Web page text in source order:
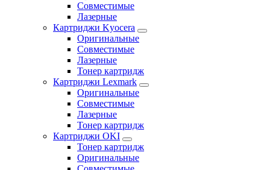
Совместимые
Лазерные
Картриджи Kyocera
Оригинальные
Совместимые
Лазерные
Тонер картридж
Картриджи Lexmark
Оригинальные
Совместимые
Лазерные
Тонер картридж
Картриджи OKI
Тонер картридж
Оригинальные